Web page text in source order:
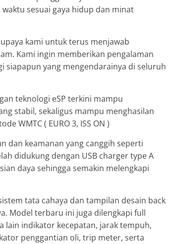
sesuai gaya hidup dan minat
kami untuk terus menjawab
Kami ingin memberikan pengalaman
siapapun yang mengendarainya di seluruh
teknologi eSP terkini mampu
stabil, sekaligus mampu menghasilan
WMTC ( EURO 3, ISS ON )
dan keamanan yang canggih seperti
didukung dengan USB charger type A
daya sehingga semakin melengkapi
tata cahaya dan tampilan desain back
Model terbaru ini juga dilengkapi full
lain indikator kecepatan, jarak tempuh,
penggantian oli, trip meter, serta